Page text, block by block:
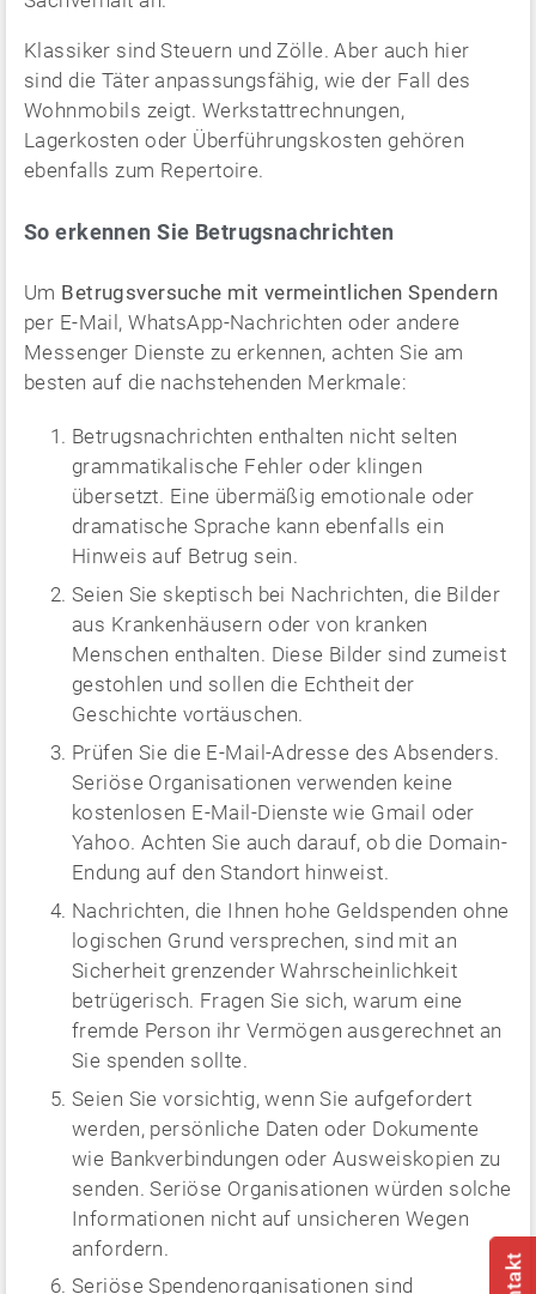
Klassiker sind Steuern und Zölle. Aber auch hier
sind die Täter anpassungsfähig, wie der Fall des
Wohnmobils zeigt. Werkstattrechnungen,
Lagerkosten oder Überführungskosten gehören
ebenfalls zum Repertoire.
So erkennen Sie Betrugsnachrichten
Um Betrugsversuche mit vermeintlichen Spendern
per E-Mail, WhatsApp-Nachrichten oder andere
Messenger Dienste zu erkennen, achten Sie am
besten auf die nachstehenden Merkmale:
Betrugsnachrichten enthalten nicht selten
grammatikalische Fehler oder klingen
übersetzt. Eine übermäßig emotionale oder
dramatische Sprache kann ebenfalls ein
Hinweis auf Betrug sein.
Seien Sie skeptisch bei Nachrichten, die Bilder
aus Krankenhäusern oder von kranken
Menschen enthalten. Diese Bilder sind zumeist
gestohlen und sollen die Echtheit der
Geschichte vortäuschen.
Prüfen Sie die E-Mail-Adresse des Absenders.
Seriöse Organisationen verwenden keine
kostenlosen E-Mail-Dienste wie Gmail oder
Yahoo. Achten Sie auch darauf, ob die Domain-
Endung auf den Standort hinweist.
Nachrichten, die Ihnen hohe Geldspenden ohne
logischen Grund versprechen, sind mit an
Sicherheit grenzender Wahrscheinlichkeit
betrügerisch. Fragen Sie sich, warum eine
fremde Person ihr Vermögen ausgerechnet an
Sie spenden sollte.
Seien Sie vorsichtig, wenn Sie aufgefordert
werden, persönliche Daten oder Dokumente
wie Bankverbindungen oder Ausweiskopien zu
senden. Seriöse Organisationen würden solche
Informationen nicht auf unsicheren Wegen
anfordern.
Seriöse Spendenorganisationen sind